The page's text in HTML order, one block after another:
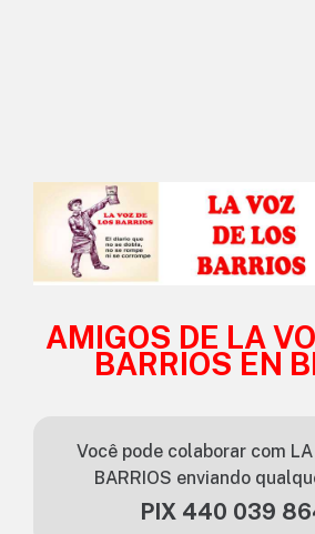
AMIGOS DE LA
BARRIOS EN
Você pode colaborar com LA
BARRIOS enviando
PIX 440 039